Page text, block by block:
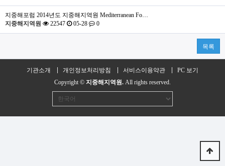
지중해포럼 2014년도 지중해지역원 Mediterranean Fo…
지중해지역원
22547 05-28 0
목록
기관소개 개인정보처리방침 서비스이용약관
PC 보기
Copyright © 지중해지역원. All rights reserved.